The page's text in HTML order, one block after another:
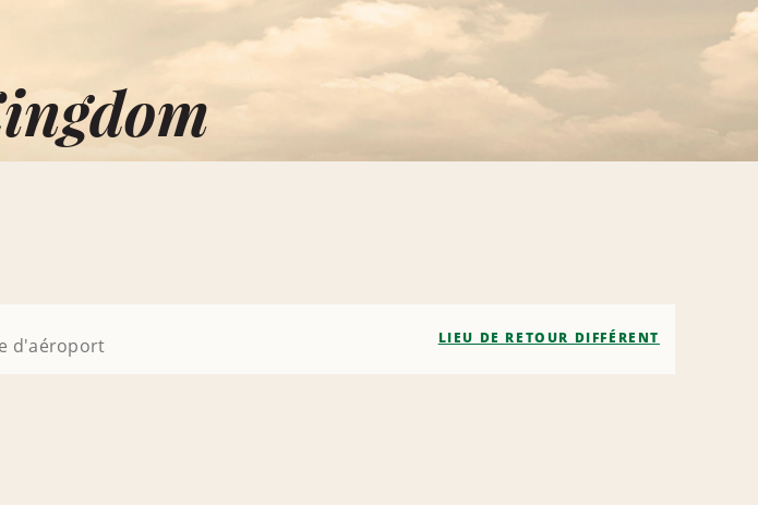
LIEU DE RETOUR DIFFÉRENT